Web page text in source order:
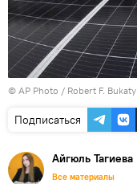
© AP Photo / Robert F. Bukaty
Подписаться
Айгюль Тагиева
Все материалы